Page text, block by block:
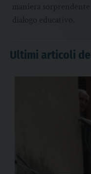
maniera
dialogo educativo.
Ultimi articoli